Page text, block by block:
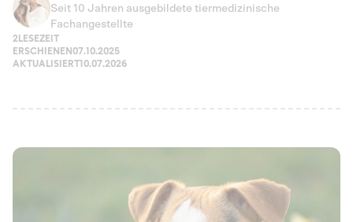
Seit 10 Jahren ausgebildete tiermedizinische
Fachangestellte
2 LESEZEIT
ERSCHIENEN07.10.2025
AKTUALISIERT10.07.2026